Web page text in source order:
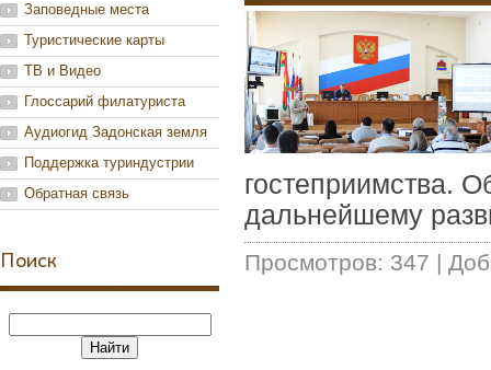
Заповедные места
Туристические карты
ТВ и Видео
Глоссарий филатуриста
Аудиогид Задонская земля
Поддержка туриндустрии
Обратная связь
Поиск
гостеприимства.
дальнейшему
Просмотров: 347 |